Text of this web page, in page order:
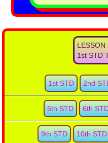
LESSON
1st STD
1st STD 2nd
5th STD 6th
9th STD 10th STD